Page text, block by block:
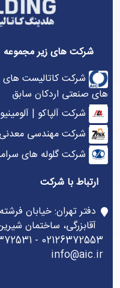
شرکت های زیر مجموعه
شرکت کاتالیست های
های صنعتی اردکان سابق
شرکت آلپاکو |
شرکت مهندسی معدنی
شرکت گلوله های
ارتباط با شرکت
دفتر تهران: خیابان
آقابزرگی، ساختمان شیرین، پلاک
02126372553 - 02126372531 - 02126372558
info@aic.ir